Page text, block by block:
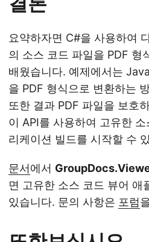
요약하자면 C#을 사용하여
의 소스 코드 파일을 PDF 형
배웠습니다. 예제에서는
을 PDF 형식으로 변환하는
또한 결과 PDF 파일을 보호
이 API를 사용하여 고유한
리케이션 빌드를 시작할 수
문서에서
면 고유한 소스 코드 뷰어 애
있습니다. 문의 사항은 포럼